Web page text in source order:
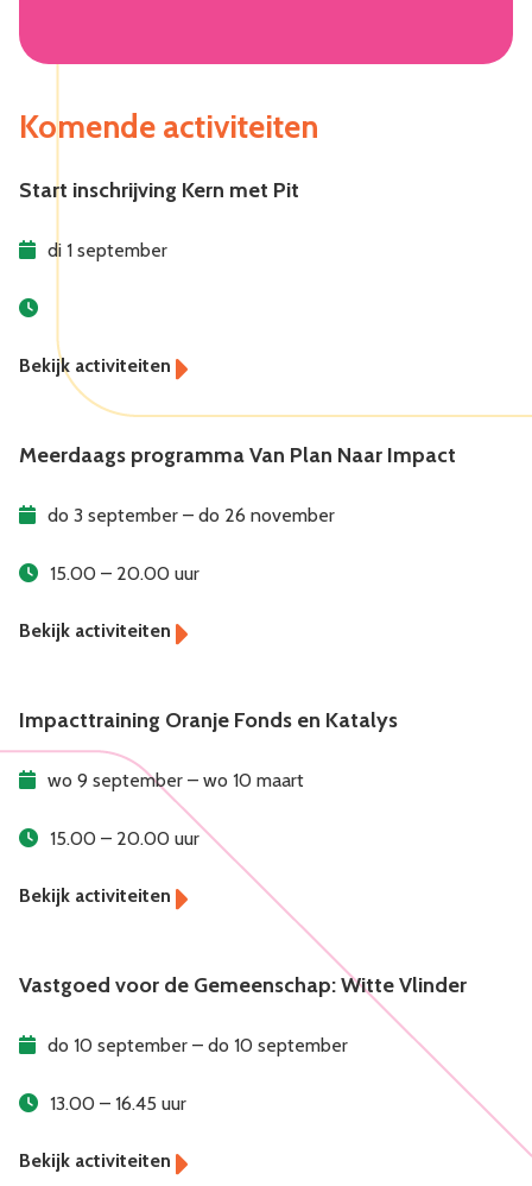
Komende activiteiten
Start inschrijving Kern met Pit
di 1 september
Meerdaags programma Van Plan Naar Impact
do 3 september – do 26 november
15.00 – 20.00 uur
Impacttraining Oranje Fonds en Katalys
wo 9 september – wo 10 maart
15.00 – 20.00 uur
Vastgoed voor de Gemeenschap: Witte Vlinder
do 10 september – do 10 september
13.00 – 16.45 uur